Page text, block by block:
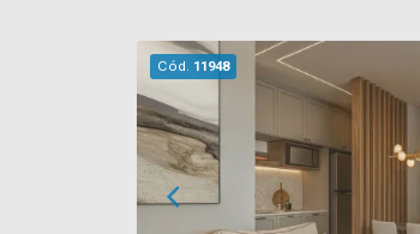
Cód. 11948